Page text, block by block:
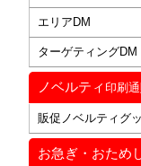
エリアDM
ターゲティングDM
ノベルティ 印刷
販促ノベルティグ
お急ぎ・おため